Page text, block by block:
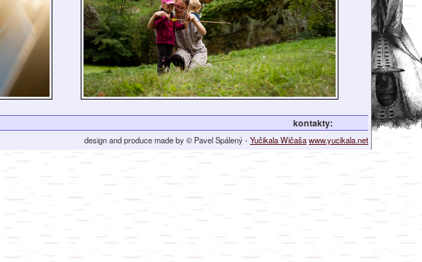
kontakty:
design and produce made by © Pavel Spálený -Yučikala Wičašawww.yucikala.net